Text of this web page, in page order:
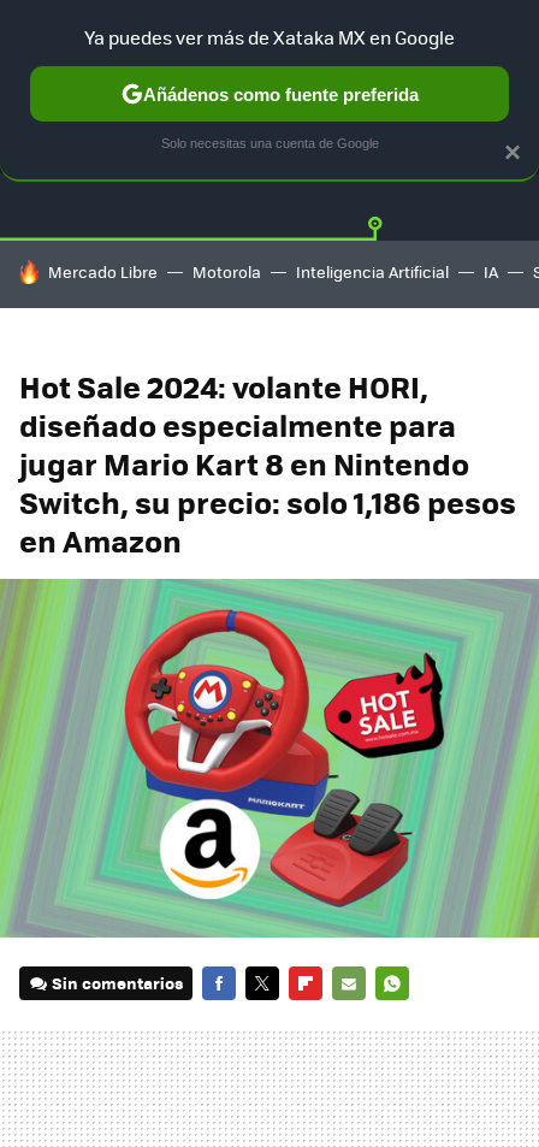
GUÍA DE COMPRAS MERCADO LIBRE
HOY SE HABLA DE
Mercado Libre Motorola Inteligencia Artificial IA
Hot Sale 2024: volante HORI,
diseñado especialmente para
jugar Mario Kart 8 en Nintendo
Switch, su precio: solo 1,186 pesos
en Amazon
Sin comentarios
MAIL
×
Ya puedes ver más de Xataka MX en Google
Añádenos como fuente preferida
Solo necesitas una cuenta de Google